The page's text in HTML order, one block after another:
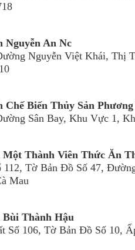
Nguyễn An Nc
Nguyễn Việt Khái, Thị
Chế Biến Thủy Sản
Sân Bay, Khu Vực 1,
Một Thành Viên Thức Ăn
Tờ Bản Đồ Số 47,
Mau
Bùi Thành Hậu
Số 106, Tờ Bản Đồ Số 10,